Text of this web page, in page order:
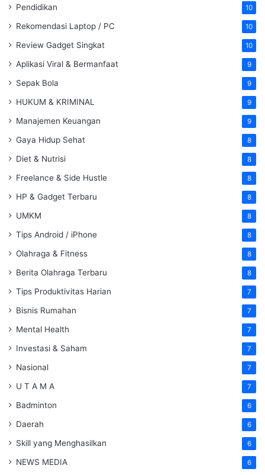
Pendidikan 10
Rekomendasi Laptop / PC 10
Review Gadget Singkat 10
Aplikasi Viral & Bermanfaat 9
Sepak Bola 9
HUKUM & KRIMINAL 9
Manajemen Keuangan 9
Gaya Hidup Sehat 8
Diet & Nutrisi 8
Freelance & Side Hustle 8
HP & Gadget Terbaru 8
UMKM 8
Tips Android / iPhone 8
Olahraga & Fitness 8
Berita Olahraga Terbaru 8
Tips Produktivitas Harian 7
Bisnis Rumahan 7
Mental Health 7
Investasi & Saham 7
Nasional 7
U T A M A 7
Badminton 6
Daerah 6
Skill yang Menghasilkan 6
NEWS MEDIA 6